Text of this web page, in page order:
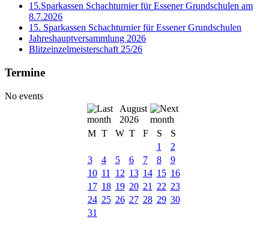
15.Sparkassen Schachturnier für Essener Grundschulen am
8.7.2026
15. Sparkassen Schachturnier für Essener Grundschulen
Jahreshauptversammlung 2026
Blitzeinzelmeisterschaft 25/26
Termine
No events
August
2026
M T W T F S
S
1
2
3
4 5 6 7 8
9
10 11 12 13 14 15 16
17 18 19 20 21 22 23
24 25 26 27 28 29 30
31